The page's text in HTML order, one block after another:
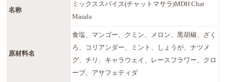
名称
ミックススパイス(チャットマサラ)MDH Chat
Masala
原材料名
食塩、マンゴー、クミン、メロン、黒胡椒、ざく
ろ、コリアンダー、ミント、しょうが、ナツメ
グ、チリ、キャラウェイ、レースフラワー、クロ
ーブ、アサフェティダ